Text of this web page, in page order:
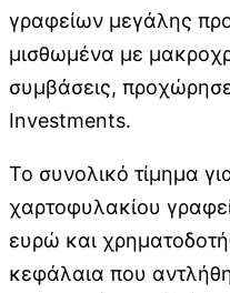
γραφείων μεγάλης
μισθωμένα με
συμβάσεις,
Investments.
Το συνολικό τίμημα
χαρτοφυλακίου
ευρώ και
κεφάλαια που